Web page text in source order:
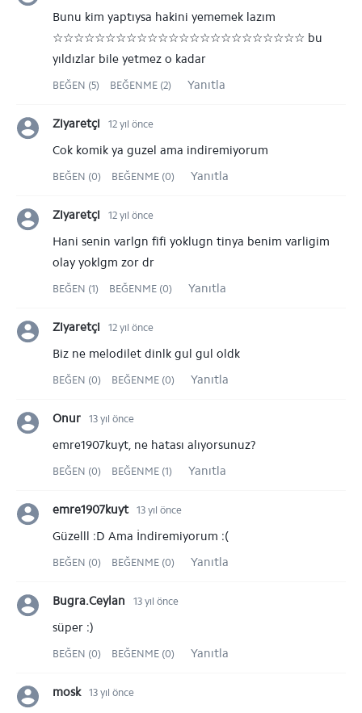
Bunu kim yaptıysa hakini yememek lazım
☆☆☆☆☆☆☆☆☆☆☆☆☆☆☆☆☆☆☆☆☆☆☆☆ bu
yıldızlar bile yetmez o kadar
BEĞEN (5) BEĞENME (2) Yanıtla
Ziyaretçi 12 yıl önce
Cok komik ya guzel ama indiremiyorum
BEĞEN (0) BEĞENME (0) Yanıtla
Ziyaretçi 12 yıl önce
Hani senin varlgn fifi yoklugn tinya benim varligim
olay yoklgm zor dr
BEĞEN (1) BEĞENME (0) Yanıtla
Ziyaretçi 12 yıl önce
Biz ne melodilet dinlk gul gul oldk
BEĞEN (0) BEĞENME (0) Yanıtla
Onur 13 yıl önce
emre1907kuyt, ne hatası alıyorsunuz?
BEĞEN (0) BEĞENME (1) Yanıtla
emre1907kuyt 13 yıl önce
Güzelll :D Ama İndiremiyorum :(
BEĞEN (0) BEĞENME (0) Yanıtla
Bugra.Ceylan 13 yıl önce
süper :)
BEĞEN (0) BEĞENME (0) Yanıtla
mosk 13 yıl önce